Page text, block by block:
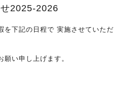
2025-2026
を下記の日程で 実施させていただ
い申し上げます。